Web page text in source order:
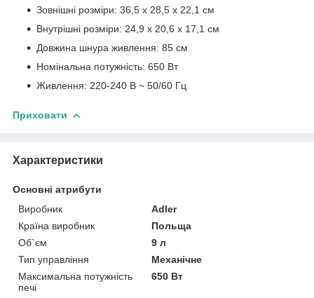
Зовнішні розміри: 36,5 x 28,5 x 22,1 см
Внутрішні розміри: 24,9 x 20,6 x 17,1 см
Довжина шнура живлення: 85 см
Номінальна потужність: 650 Вт
Живлення: 220-240 В ~ 50/60 Гц
Приховати
Характеристики
Основні атрибути
Виробник
Adler
Країна виробник
Польща
Об`єм
9 л
Тип управління
Механічне
Максимальна потужність
печі
650 Вт